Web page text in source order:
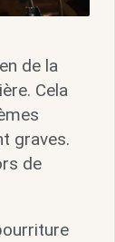
de la
Cela
graves.
de